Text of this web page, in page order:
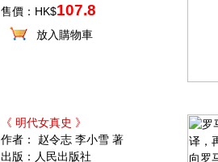
售價：HK$107.8
放入購物車
《 明代女真史 》
作者： 赵令志 李小雪 著
出版：人民出版社